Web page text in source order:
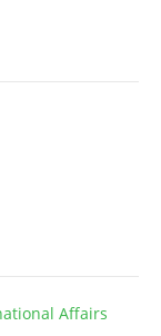
Affairs